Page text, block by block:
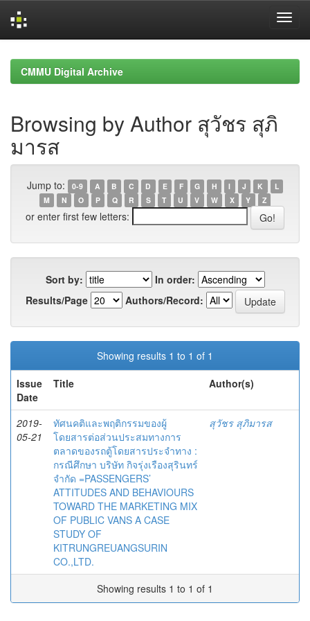
navigationCMMU Digital Archive
Browsing by Author สุวัชร สุภิ
มารส
Jump to: 0-9 A B C D E F G H I J K
L
M
N O P Q R S T U V W X Y Z
or enter first few letters:
Sort by:
In order:
Results/Page
Authors/Record:
Showing results 1 to 1 of 1
Issue
Date
Title Author(s)
2019-
05-21
ทัศนคติและพฤติกรรมของผู้
โดยสารต่อส่วนประสมทางการ
ตลาดของรถตู้โดยสารประจำทาง :
กรณีศึกษา บริษัท กิจรุ่งเรืองสุรินทร์
จำกัด =PASSENGERS’
ATTITUDES AND BEHAVIOURS
TOWARD THE MARKETING MIX
OF PUBLIC VANS A CASE
STUDY OF
KITRUNGREUANGSURIN
CO.,LTD.
สุวัชร สุภิมารส
Showing results 1 to 1 of 1